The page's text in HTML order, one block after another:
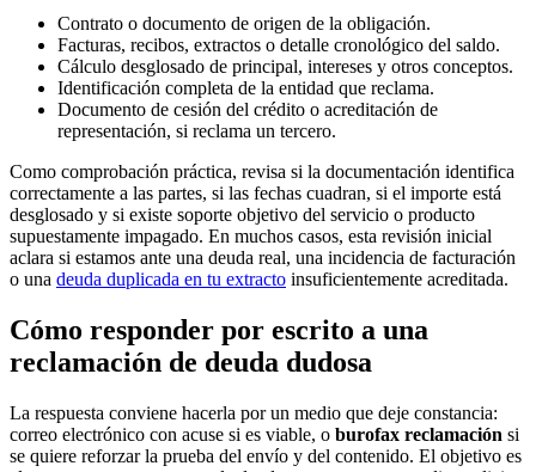
Contrato o documento de origen de la obligación.
Facturas, recibos, extractos o detalle cronológico del saldo.
Cálculo desglosado de principal, intereses y otros conceptos.
Identificación completa de la entidad que reclama.
Documento de cesión del crédito o acreditación de
representación, si reclama un tercero.
Como comprobación práctica, revisa si la documentación identifica
correctamente a las partes, si las fechas cuadran, si el importe está
desglosado y si existe soporte objetivo del servicio o producto
supuestamente impagado. En muchos casos, esta revisión inicial
aclara si estamos ante una deuda real, una incidencia de facturación
o una deuda duplicada en tu extracto insuficientemente acreditada.
Cómo responder por escrito a una
reclamación de deuda dudosa
La respuesta conviene hacerla por un medio que deje constancia:
correo electrónico con acuse si es viable, o burofax reclamación si
se quiere reforzar la prueba del envío y del contenido. El objetivo es